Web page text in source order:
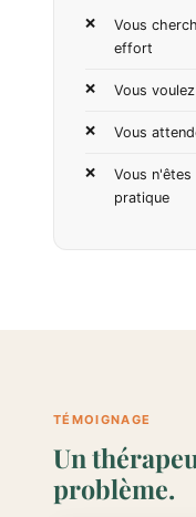
Vous
effort
Vous
Vous
Vous
pratique
TÉMOIGNAGE
Un
problème.